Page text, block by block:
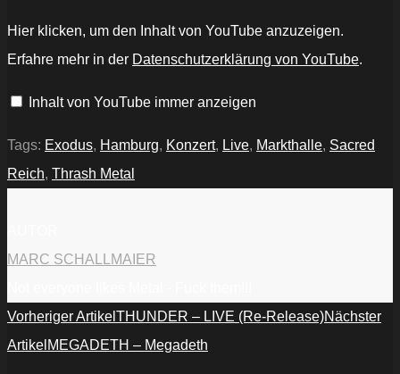
„Exodus
-
Of
God
Hamburg
2025)“
von
YouTube
Hier klicken, um den Inhalt von YouTube anzuzeigen.
Erfahre mehr in der Datenschutzerklärung von YouTube.
Inhalt von YouTube immer anzeigen
Tags: Exodus, Hamburg, Konzert, Live, Markthalle, Sacred
Reich, Thrash Metal
MARC SCHALLMAIER
Vorheriger Artikel THUNDER – LIVE (Re-Release)Nächster
Artikel MEGADETH – Megadeth